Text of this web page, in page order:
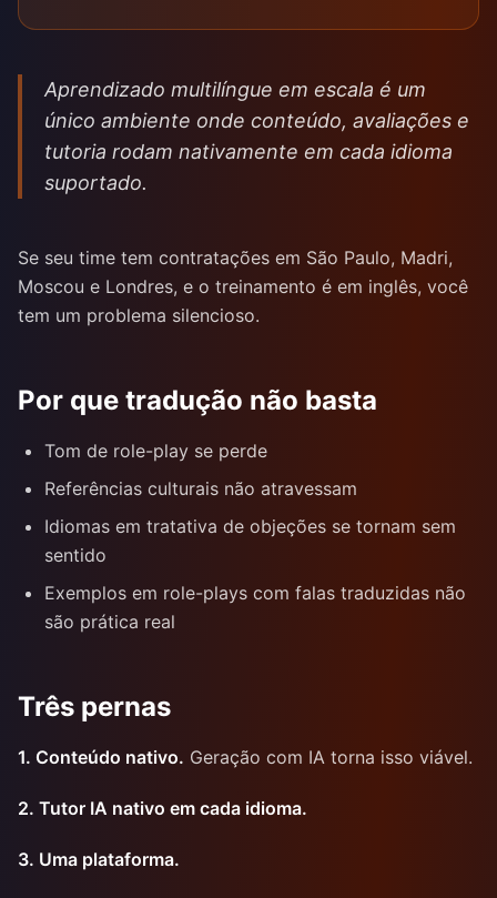
Aprendizado multilíngue em escala é um
único ambiente onde conteúdo, avaliações e
tutoria rodam nativamente em cada idioma
suportado.
Se seu time tem contratações em São Paulo, Madri,
Moscou e Londres, e o treinamento é em inglês, você
tem um problema silencioso.
Por que tradução não basta
Tom de role-play se perde
Referências culturais não atravessam
Idiomas em tratativa de objeções se tornam sem
sentido
Exemplos em role-plays com falas traduzidas não
são prática real
Três pernas
1. Conteúdo nativo. Geração com IA torna isso viável.
2. Tutor IA nativo em cada idioma.
3. Uma plataforma.